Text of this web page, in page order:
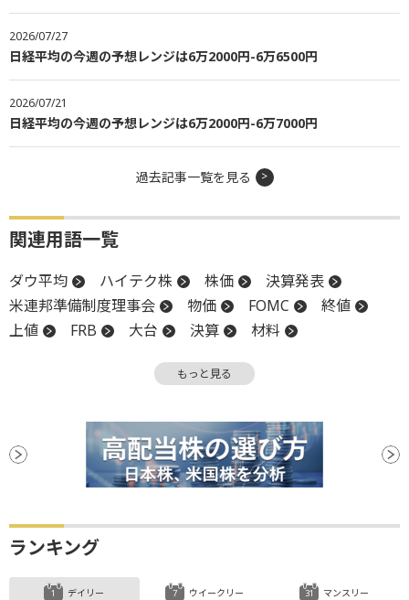
2026/07/27
日経平均の今週の予想レンジは6万2000円-6万6500円
2026/07/21
日経平均の今週の予想レンジは6万2000円-6万7000円
過去記事一覧を見る
関連用語一覧
ダウ平均 ハイテク株 株価
決算発表
米連邦準備制度理事会
物価 FOMC
終値
上値
FRB 大台 決算
材料
もっと見る
ランキング
デイリー ウイークリー マンスリー